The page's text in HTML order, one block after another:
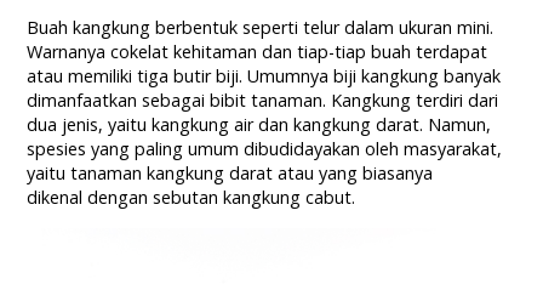
Buah kangkung berbentuk seperti telur dalam ukuran mini.
Warnanya cokelat kehitaman dan tiap-tiap buah terdapat
atau memiliki tiga butir biji. Umumnya biji kangkung banyak
dimanfaatkan sebagai bibit tanaman. Kangkung terdiri dari
dua jenis, yaitu kangkung air dan kangkung darat. Namun,
spesies yang paling umum dibudidayakan oleh masyarakat,
yaitu tanaman kangkung darat atau yang biasanya
dikenal dengan sebutan kangkung cabut.